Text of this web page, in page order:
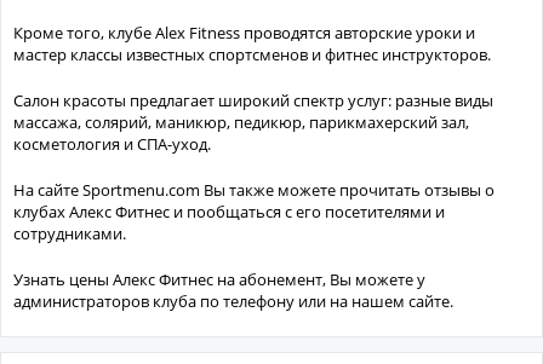
Кроме того, клубе Alex Fitness проводятся авторские уроки и
мастер классы известных спортсменов и фитнес инструкторов.
Салон красоты предлагает широкий спектр услуг: разные виды
массажа, солярий, маникюр, педикюр, парикмахерский зал,
косметология и СПА-уход.
На сайте Sportmenu.com Вы также можете прочитать отзывы о
клубах Алекс Фитнес и пообщаться с его посетителями и
сотрудниками.
Узнать цены Алекс Фитнес на абонемент, Вы можете у
администраторов клуба по телефону или на нашем сайте.